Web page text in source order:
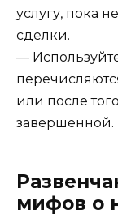
услугу, пока
сделки.
—
или после
завершенной.
мифов о